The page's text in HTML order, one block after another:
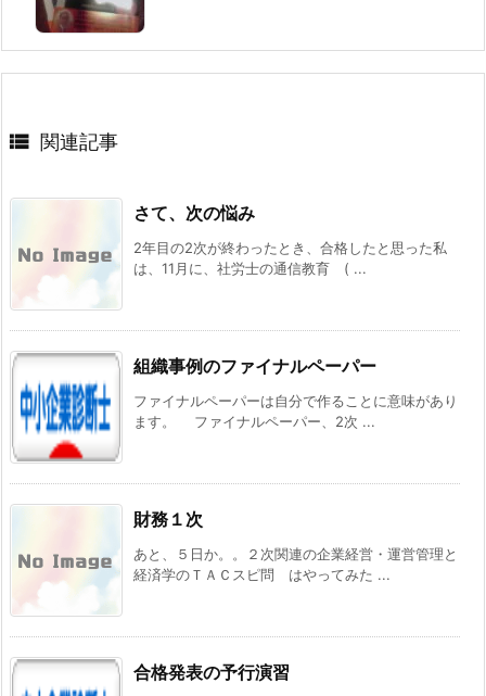
 関連記事
さて、次の悩み
2年目の2次が終わったとき、合格したと思った私
は、11月に、社労士の通信教育 ( ...
組織事例のファイナルペーパー
ファイナルペーパーは自分で作ることに意味があり
ます。 ファイナルペーパー、2次 ...
財務１次
あと、５日か。。２次関連の企業経営・運営管理と
経済学のＴＡＣスピ問 はやってみた ...
合格発表の予行演習